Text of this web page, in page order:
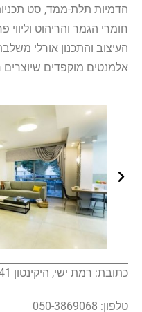
הדמיות תלת-ממד, סט תכניות
חומרי הגמר והריהוט
העיצוב והתכנון אורלי
אלמנטים מוקפדים
כתובת: רמת ישי, היקינטון 41
טלפון: 050-3869068